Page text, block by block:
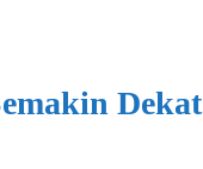
Dekat